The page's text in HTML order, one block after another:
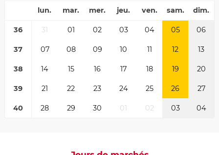
lun. mar. mer. jeu. ven. sam. dim.
36 31 01 02 03 04 05 06
37 07 08 09 10 11 12 13
38 14 15 16 17 18 19 20
39 21 22 23 24 25 26 27
40 28 29 30 01 02 03 04